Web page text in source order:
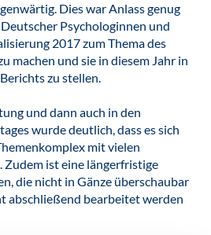
Dies war Anlass genug
Psychologinnen und
2017 zum Thema des
machen und sie in diesem Jahr in
zu stellen.
und dann auch in den
wurde deutlich, dass es sich
mit vielen
Zudem ist eine längerfristige
die nicht in Gänze überschaubar
abschließend bearbeitet werden